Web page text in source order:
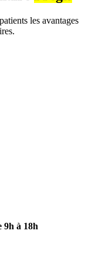
les avantages
9h à 18h